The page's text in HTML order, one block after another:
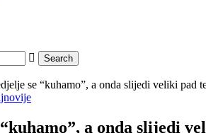
Search
se “kuhamo”, a onda slijedi veliki pad
a onda slijedi